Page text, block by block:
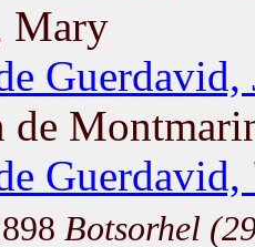
Mary
de
Botsorhel